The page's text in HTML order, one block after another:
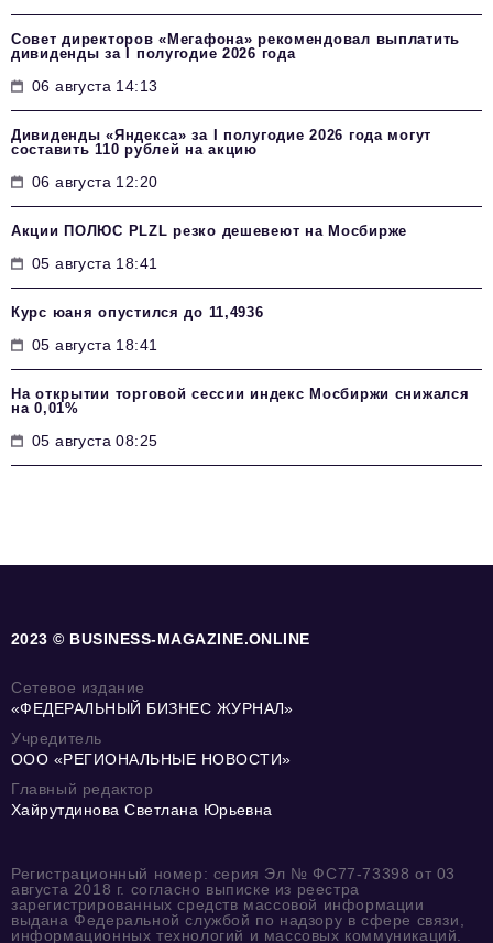
Совет директоров «Мегафона» рекомендовал выплатить
дивиденды за I полугодие 2026 года
06 августа 14:13
Дивиденды «Яндекса» за I полугодие 2026 года могут
составить 110 рублей на акцию
06 августа 12:20
Акции ПОЛЮС PLZL резко дешевеют на Мосбирже
05 августа 18:41
Курс юаня опустился до 11,4936
05 августа 18:41
На открытии торговой сессии индекс Мосбиржи снижался
на 0,01%
05 августа 08:25
2023 © BUSINESS-MAGAZINE.ONLINE
Сетевое издание
«ФЕДЕРАЛЬНЫЙ БИЗНЕС ЖУРНАЛ»
Учредитель
ООО «РЕГИОНАЛЬНЫЕ НОВОСТИ»
Главный редактор
Хайрутдинова Светлана Юрьевна
Регистрационный номер: серия Эл № ФС77-73398 от 03
августа 2018 г. согласно выписке из реестра
зарегистрированных средств массовой информации
выдана Федеральной службой по надзору в сфере связи,
информационных технологий и массовых коммуникаций.